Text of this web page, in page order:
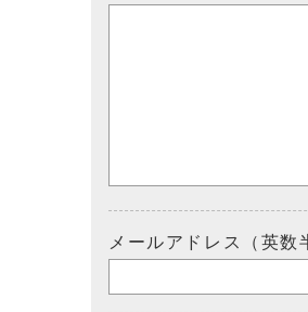
メールアドレス（英数